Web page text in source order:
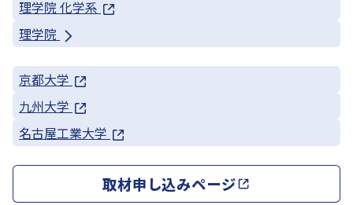
理学院 化学系
理学院
京都大学
九州大学
名古屋工業大学
取材申し込みページ